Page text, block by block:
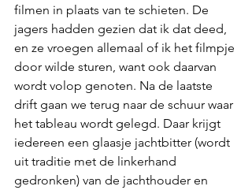
filmen in plaats van te schieten. De
jagers hadden gezien dat ik dat deed,
en ze vroegen allemaal of ik het filmpje
door wilde sturen, want ook daarvan
wordt volop genoten. Na de laatste
drift gaan we terug naar de schuur waar
het tableau wordt gelegd. Daar krijgt
iedereen een glaasje jachtbitter (wordt
uit traditie met de linkerhand
gedronken) van de jachthouder en